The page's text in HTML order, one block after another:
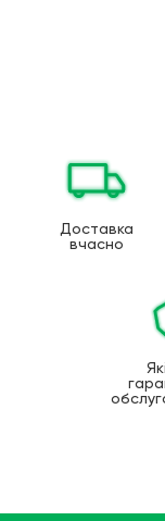
Доставка
вчасно